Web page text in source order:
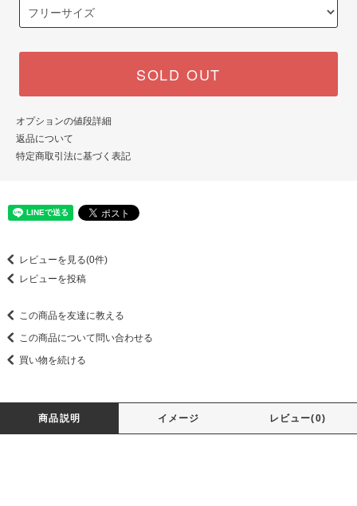
SOLD OUT
オプションの値段詳細
返品について
特定商取引法に基づく表記
レビューを見る(0件)
レビューを投稿
この商品を友達に教える
この商品について問い合わせる
買い物を続ける
商品説明 イメージ レビュー(0)